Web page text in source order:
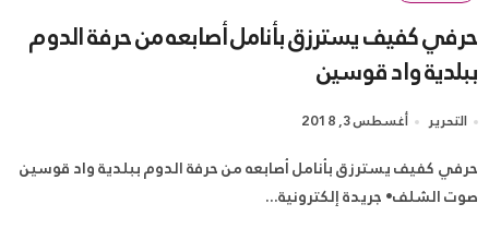
حرفي كفيف يسترزق بأنامل أصابعه من حرفة الدوم
ببلدية واد قوسين
التحرير أغسطس 3, 2018
حرفي كفيف يسترزق بأنامل أصابعه من حرفة الدوم ببلدية واد قوسين
صوت الشلف• جريدة إلكترونية...